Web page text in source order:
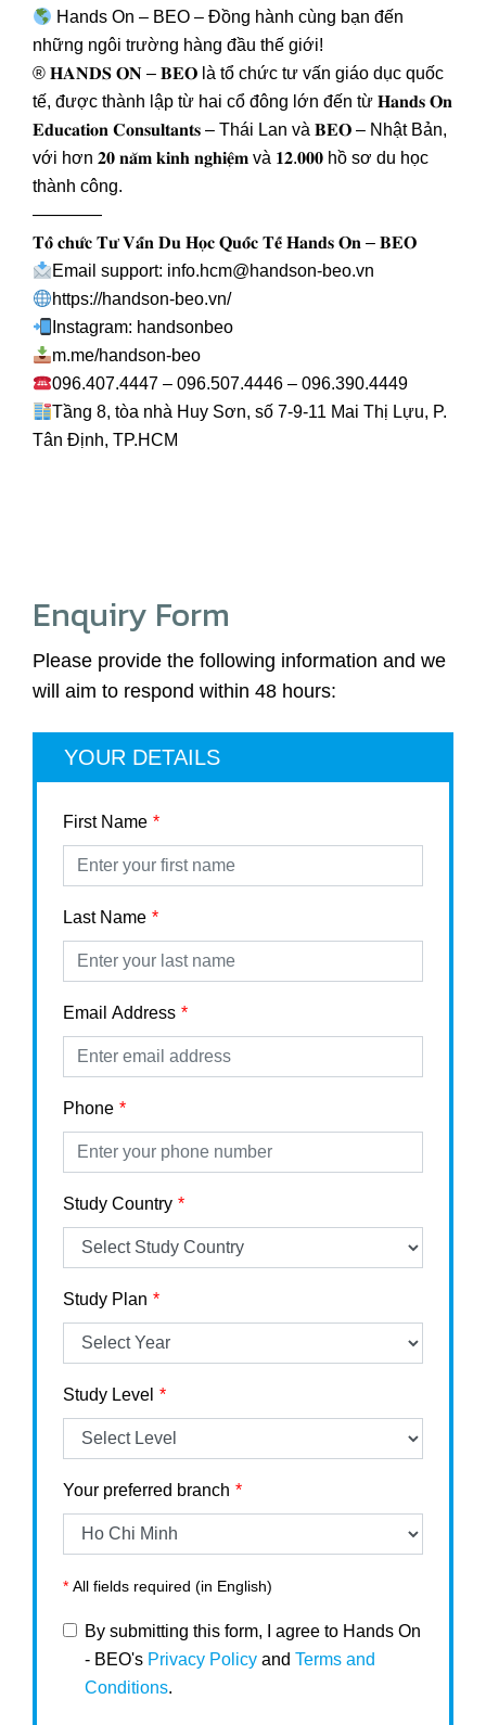
Hands On – BEO – Đồng hành cùng bạn đến
những ngôi trường hàng đầu thế giới!
® 𝐇𝐀𝐍𝐃𝐒 𝐎𝐍 – 𝐁𝐄𝐎 là tổ chức tư vấn giáo dục quốc
tế, được thành lập từ hai cổ đông lớn đến từ 𝐇𝐚𝐧𝐝𝐬 𝐎𝐧
𝐄𝐝𝐮𝐜𝐚𝐭𝐢𝐨𝐧 𝐂𝐨𝐧𝐬𝐮𝐥𝐭𝐚𝐧𝐭𝐬 – Thái Lan và 𝐁𝐄𝐎 – Nhật Bản,
với hơn 𝟐𝟎 𝐧𝐚̆𝐦 𝐤𝐢𝐧𝐡 𝐧𝐠𝐡𝐢𝐞̣̂𝐦 và 𝟏𝟐.𝟎𝟎𝟎 hồ sơ du học
thành công.
————
𝐓𝐨̂̉ 𝐜𝐡𝐮̛́𝐜 𝐓𝐮̛ 𝐕𝐚̂́𝐧 𝐃𝐮 𝐇𝐨̣𝐜 𝐐𝐮𝐨̂́𝐜 𝐓𝐞̂́ 𝐇𝐚𝐧𝐝𝐬 𝐎𝐧 – 𝐁𝐄𝐎
Email support: info.hcm@handson-beo.vn
https://handson-beo.vn/
Instagram: handsonbeo
m.me/handson-beo
096.407.4447 – 096.507.4446 – 096.390.4449
Tầng 8, tòa nhà Huy Sơn, số 7-9-11 Mai Thị Lựu, P.
Tân Định, TP.HCM
Enquiry Form
Please provide the following information and we
will aim to respond within 48 hours:
YOUR DETAILS
First Name
Last Name
Email Address
Phone
Study Country
Study Plan
Study Level
Your preferred branch
* All fields required (in English)
By submitting this form, I agree to Hands On
- BEO's Privacy Policy and Terms and
Conditions.